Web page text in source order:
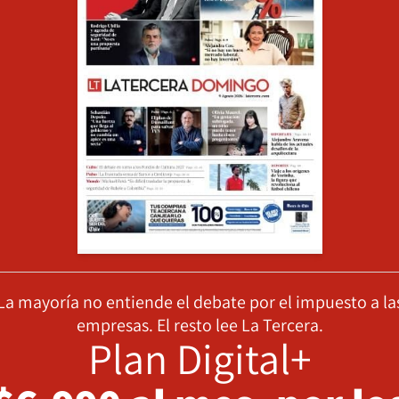
mayoría no entiende el debate por el impuesto a
empresas. El resto lee La Tercera.
Plan Digital+